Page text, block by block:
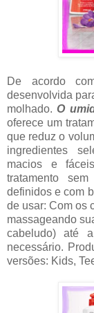
De acordo
desenvolvida
molhado.O
oferece um
que reduz o
ingredientes
macios e
tratamento
definidos e com
de usar: Com os
massageando
cabeludo) até
necessário.
versões: Kids,